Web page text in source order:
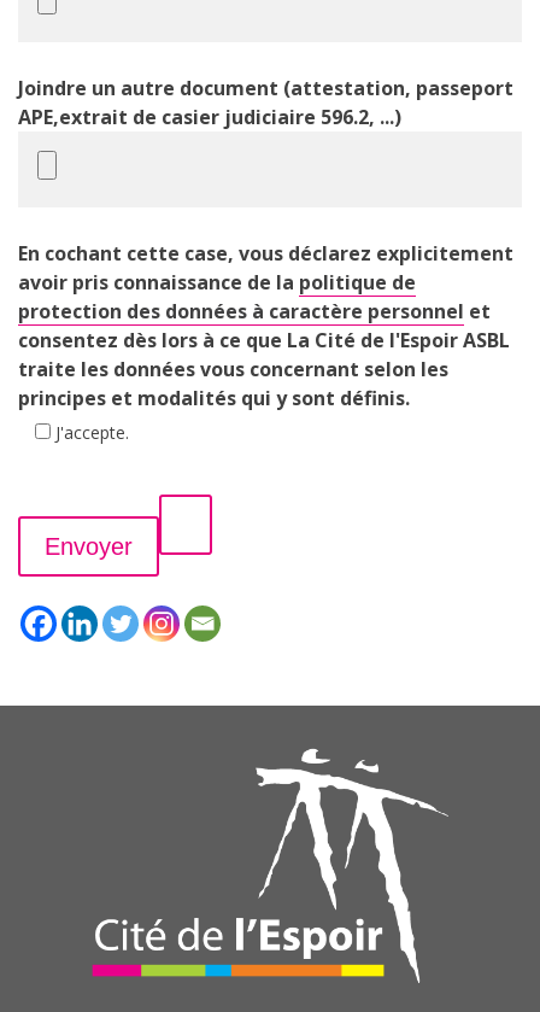
Joindre un autre document (attestation, passeport
APE,extrait de casier judiciaire 596.2, ...)
En cochant cette case, vous déclarez explicitement
avoir pris connaissance de la politique de
protection des données à caractère personnel et
consentez dès lors à ce que La Cité de l'Espoir ASBL
traite les données vous concernant selon les
principes et modalités qui y sont définis.
J'accepte.